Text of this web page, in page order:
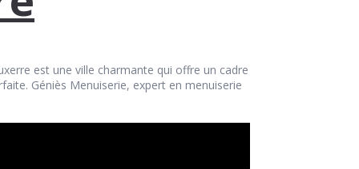
est une ville charmante qui offre un cadre
Géniès Menuiserie, expert en menuiserie